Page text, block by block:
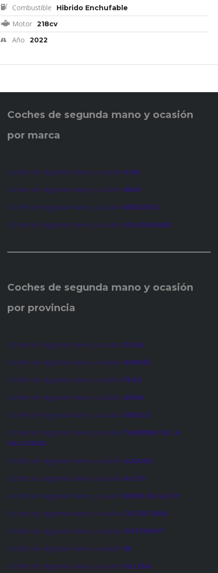
Combustible Hibrido Enchufable
Motor 218cv
Año 2022
Coches de segunda mano y ocasión
por marca
Coches de segunda mano y ocasión AUDI
Coches de segunda mano y ocasión BMW
Coches de segunda mano y ocasión MERCEDES
Coches de segunda mano y ocasión VOLKSWAGEN
Coches de segunda mano y ocasión
por provincia
Coches de segunda mano y ocasión OLIVA
Coches de segunda mano y ocasión GANDÍA
Coches de segunda mano y ocasión PEGO
Coches de segunda mano y ocasión DENIA
Coches de segunda mano y ocasión XERACO
Coches de segunda mano y ocasión TABERNES DE LA
VALLDIGNA
Coches de segunda mano y ocasión ALBAIDA
Coches de segunda mano y ocasión ALCOY
Coches de segunda mano y ocasión MURO DE ALCOY
Coches de segunda mano y ocasión COCENTAINA
Coches de segunda mano y ocasión ONTENIENT
Coches de segunda mano y ocasión IBI
Coches de segunda mano y ocasión VILLENA